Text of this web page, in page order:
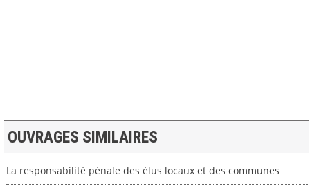
OUVRAGES SIMILAIRES
La responsabilité pénale des élus locaux et des communes